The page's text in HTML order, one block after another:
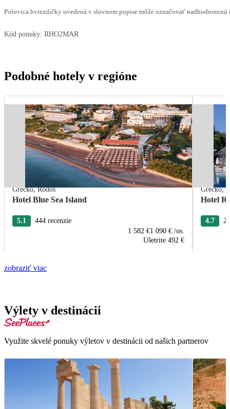
Polovica hviezdičky uvedená v slovnom popise môže označovať
Kód ponuky: RHO2MAR
Podobné hotely v regióne
Grécko,Rodos
Hotel Blue Sea Island
5.1
444 recenzie
1 582 €1 090 € /os.
Ušetrite 492 €
Grécko,
Hotel
4.7
zobraziť viac
Výlety v destinácii
Využite skvelé ponuky výletov v destinácii od našich partnerov